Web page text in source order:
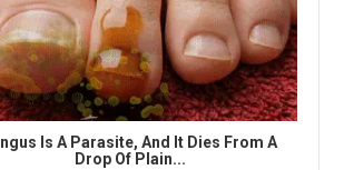
Is A Parasite, And It Dies From A
Drop Of Plain...